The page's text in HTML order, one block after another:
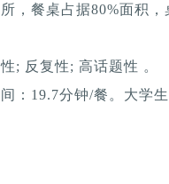
，餐桌占据80%面积，
; 反复性; 高话题性 。
：19.7分钟/餐。大学